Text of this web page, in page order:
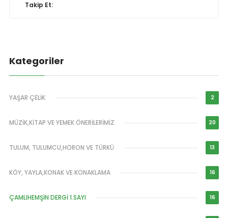
Takip Et:
Kategoriler
YAŞAR ÇELİK 2
MÜZİK,KİTAP VE YEMEK ÖNERİLERİMİZ 20
TULUM, TULUMCU,HORON VE TÜRKÜ 13
KÖY, YAYLA,KONAK VE KONAKLAMA 16
ÇAMLIHEMŞİN DERGİ 1.SAYI 16